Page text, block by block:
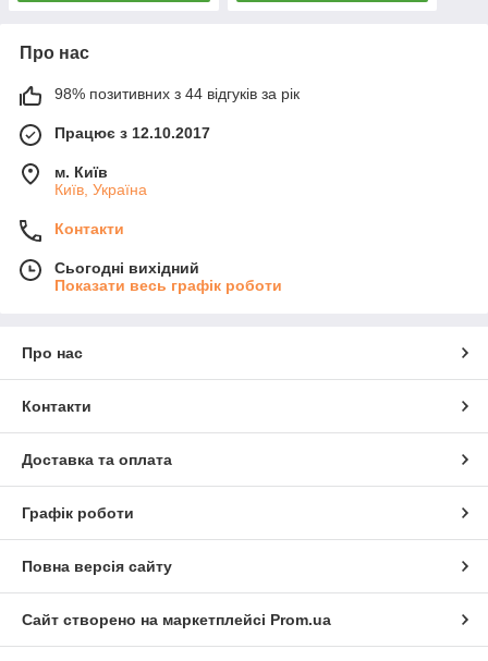
Про нас
98% позитивних з 44 відгуків за рік
Працює з 12.10.2017
м. Київ
Київ, Україна
Контакти
Сьогодні вихідний
Показати весь графік роботи
Про нас
Контакти
Доставка та оплата
Графік роботи
Повна версія сайту
Сайт створено на маркетплейсі Prom.ua